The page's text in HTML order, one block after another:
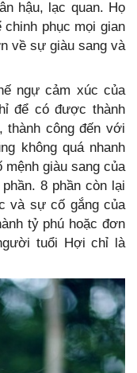
hậu, lạc quan. Họ
phục mọi gian
về sự giàu sang và
ngự cảm xúc của
để có được thành
thành công đến với
không quá nhanh
giàu sang của
8 phần còn lại
và sự cố gắng của
tỷ phú hoặc đơn
tuổi Hợi chỉ là